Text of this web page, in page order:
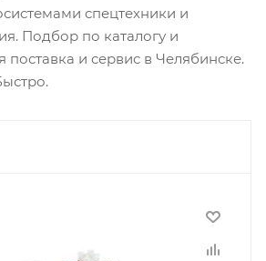
спецтехники и
Подбор по каталогу и
поставка и сервис в Челябинске.